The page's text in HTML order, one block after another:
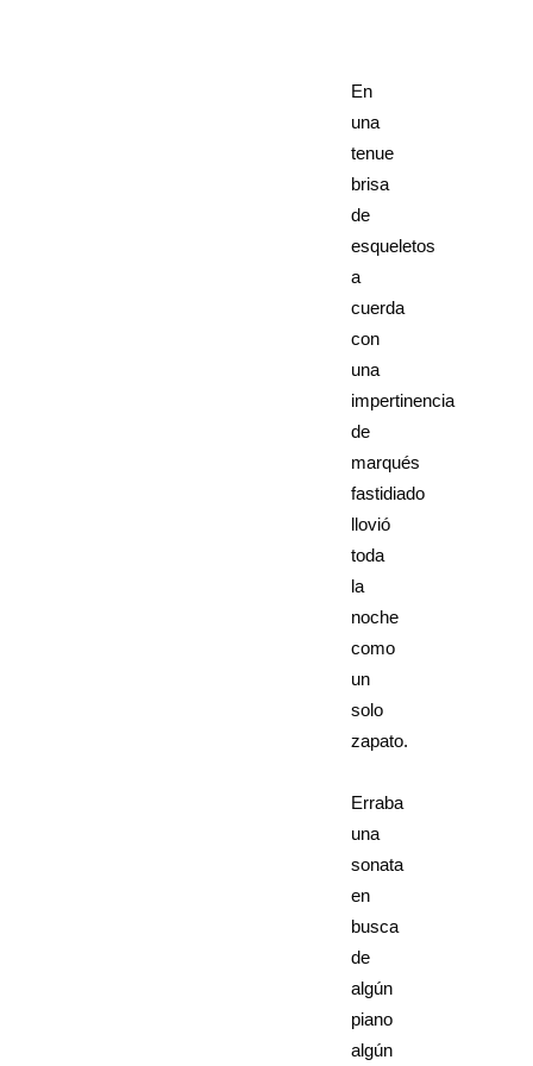
En
una
tenue
brisa
de
esqueletos
a
cuerda
con
una
impertinencia
de
marqués
fastidiado
llovió
toda
la
noche
como
un
solo
zapato.
Erraba
una
sonata
en
busca
de
algún
piano
algún